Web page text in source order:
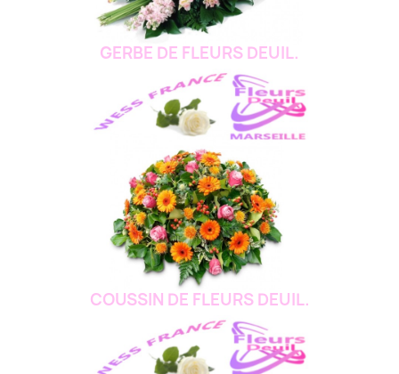
GERBE DE FLEURS DEUIL.
COUSSIN DE FLEURS DEUIL.